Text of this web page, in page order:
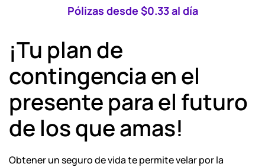
Pólizas desde $0.33 al día
¡Tu plan de
contingencia en el
presente para el futuro
de los que amas!
Obtener un seguro de vida te permite velar por la